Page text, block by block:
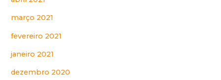
março 2021
fevereiro 2021
janeiro 2021
dezembro 2020